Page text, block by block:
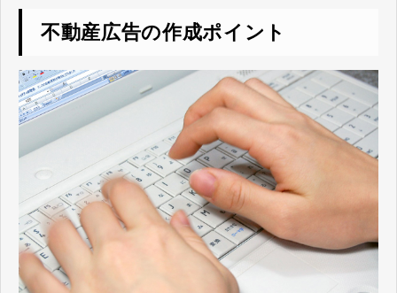
不動産広告の作成ポイント